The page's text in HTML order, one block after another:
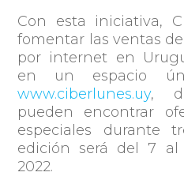
Con esta iniciativa,
fomentar las ventas
por internet en
en un espacio
www.ciberlunes.uy,
pueden encontrar
especiales durante
edición será del 7
2022.